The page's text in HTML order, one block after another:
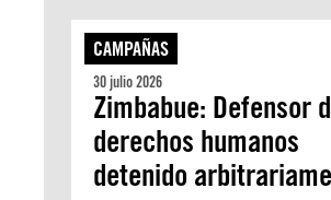
CAMPAÑAS
30 julio 2026
Zimbabue: Defensor
derechos humanos
detenido